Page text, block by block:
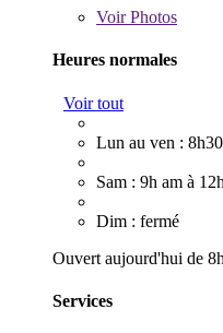
VoirPhotos
Heures normales
Voir tout
Lun au ven :
Sam : 9h am à
Dim : fermé
Ouvert aujourd'hui de
Services